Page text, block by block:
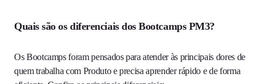
Quais são os diferenciais dos Bootcamps PM3?
Os Bootcamps foram pensados para atender às principais dores de
quem trabalha com Produto e precisa aprender rápido e de forma